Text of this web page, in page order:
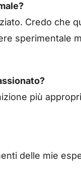
Credo che
sperimentale
più
delle mie